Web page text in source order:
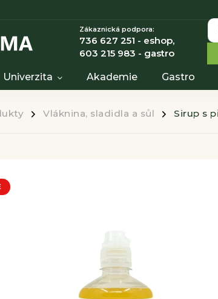
Zákaznická podpora:
736 627 251 - eshop,
603 215 983 - gastro
Univerzita Akademie Gastro
/ Vláknina, sladidla a sůl / Sirup s